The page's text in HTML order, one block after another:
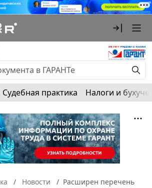
Судебная практика Налоги и
Новости
Расширен перечень